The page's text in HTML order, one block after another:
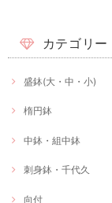
カテゴリー
盛鉢(大・中・小)
楕円鉢
中鉢・組中鉢
刺身鉢・千代久
向付